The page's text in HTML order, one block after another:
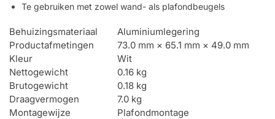
Te gebruiken met zowel wand- als plafondbeugels
Behuizingsmateriaal
Aluminiumlegering
Productafmetingen
73.0 mm × 65.1 mm × 49.0 mm
Kleur
Wit
Nettogewicht
0.16 kg
Brutogewicht
0.18 kg
Draagvermogen
7.0 kg
Montagewijze
Plafondmontage